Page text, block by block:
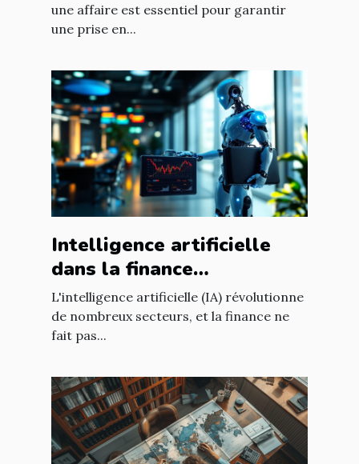
une affaire est essentiel pour garantir
une prise en...
Intelligence artificielle
dans la finance
opportunités de
croissance et
réglementation
L'intelligence artificielle (IA) révolutionne
de nombreux secteurs, et la finance ne
fait pas...